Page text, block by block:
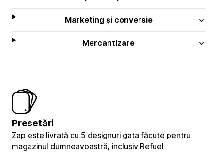
Marketing și conversie
Mercantizare
Presetări
Zap este livrată cu 5 designuri gata făcute pentru
magazinul dumneavoastră, inclusiv Refuel